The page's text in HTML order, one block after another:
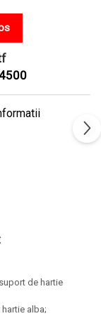
de hartie
alba;